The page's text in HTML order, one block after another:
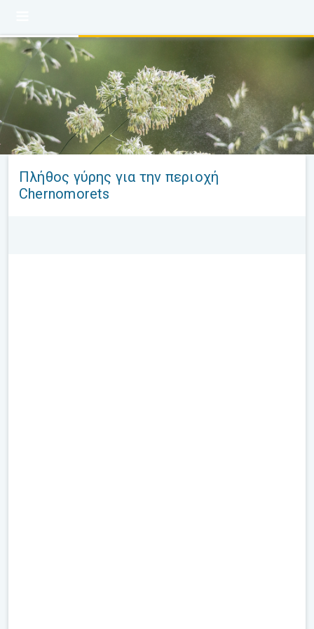
Πλήθος γύρης για την περιοχή
Chernomorets